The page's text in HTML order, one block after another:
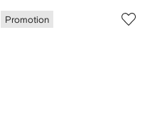
Promotion